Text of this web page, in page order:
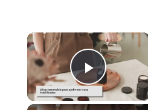
×
Play